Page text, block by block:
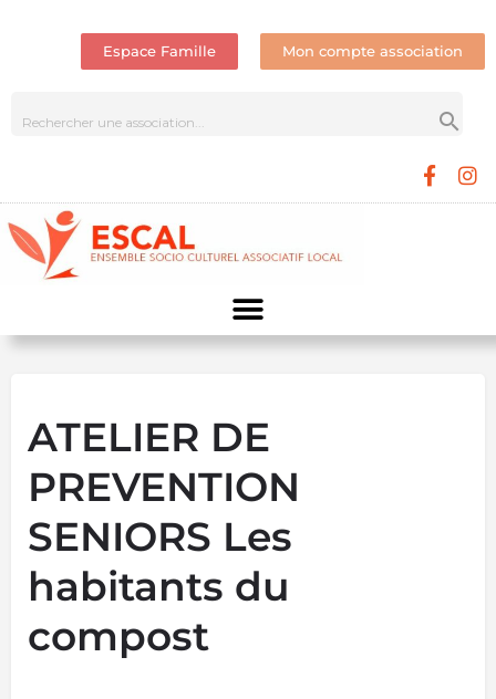
Espace Famille Mon compte association
ATELIER DE
PREVENTION
SENIORS Les
habitants du
compost